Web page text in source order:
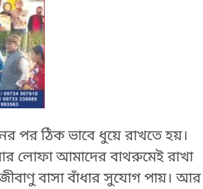
পর ঠিক ভাবে ধুয়ে রাখতে হয়।
লোফা আমাদের বাথরুমেই রাখা
বাসা বাঁধার সুযোগ পায়। আর